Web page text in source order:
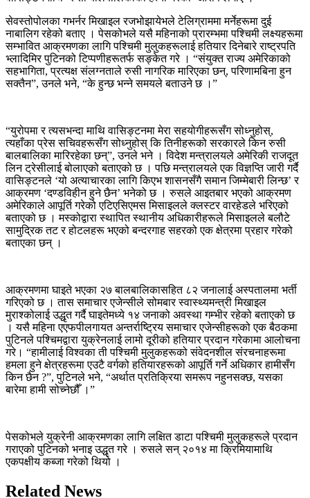
सेवस्तोपोलका गभर्नर मिखाइल रजभोझायेभले टेलिग्राममा मर्नेहरूमा दुई
नाबालिग रहेको बताए । पेसकोभले यसै महिनाको प्रारम्भमा पश्चिमी लक्ष्यहरूमा
सम्भावित आक्रमणका लागि पश्चिमी मुलुकहरूलाई हतियार दिनेबारे राष्ट्रपति
भ्लादिमिर पुटिनको टिप्पणीहरूतर्फ सङ्केत गरे । “संयुक्त राज्य अमेरिकाको
सहभागिता, प्रत्यक्ष संलग्नताले रुसी नागरिक मारिएका छन्, परिणामबिना हुन
सक्तैन”, उनले भने, “के हुन्छ भन्ने समयले बताउने छ ।”
“युरोपमा र त्यसभन्दा माथि वासिङ्टनमा मेरा सहयोगीहरूसँग सोध्नुहोस्,
त्यहाँका प्रेस सचिवहरूसँग सोध्नुहोस् कि तिनीहरूको सरकारले किन रुसी
बालबालिका मारिरहेका छन्”, उनले भने । विदेश मन्त्रालयले अमेरिकी राजदूत
लिन ट्रेसीलाई बोलाएको बताएको छ । पछि मन्त्रालयले एक विज्ञप्ति जारी गर्दै
वासिङ्टनले ‘यो अत्याचारका लागि किएभ शासनसँगै समान जिम्मेबारी लिन्छ’ र
आक्रमण ‘दण्डविहीन हुने छैन’ भनेको छ । रुसले आइतबार भएको आक्रमण
अमेरिकाले आपूर्ति गरेको एटिएसिएमस मिसाइलले क्लस्टर वारहेडले भरिएको
बताएको छ । मस्कोद्वारा स्थापित स्थानीय अधिकारीहरूले मिसाइलले बलौटे
सामुद्रिक तट र होटलहरू भएको बन्दरगाह सहरको एक क्षेत्रमा प्रहार गरेको
बताएका छन् ।
आक्रमणमा घाइते भएका २७ बालबालिकासहित ८२ जनालाई अस्पतालमा भर्ती
गरिएको छ । तास समाचार एजेन्सीले सोमबार स्वास्थ्यमन्त्री मिखाइल
मुराश्कोलाई उद्धृत गर्दै घाइतेमध्ये १४ जनाको अवस्था गम्भीर रहेको बताएको छ
। यसै महिना एएफपीलगायत अन्तर्राष्ट्रिय समाचार एजेन्सीहरूको एक बैठकमा
पुटिनले पश्चिमद्वारा युक्रेनलाई लामो दूरीको हतियार प्रदान गरेकामा आलोचना
गरे। “हामीलाई विश्वका ती पश्चिमी मुलुकहरूको संवेदनशील संरचनाहरूमा
हमला हुने क्षेत्रहरूमा एउटै वर्गको हतियारहरूको आपूर्ति गर्ने अधिकार हामीसँग
किन छैन ?”, पुटिनले भने, “अर्थात प्रतिक्रिया समरूप नहुनसक्छ, यसका
बारेमा हामी सोच्नेछौँ ।”
पेसकोभले युक्रेनी आक्रमणका लागि लक्षित डाटा पश्चिमी मुलुकहरूले प्रदान
गराएको पुटिनको भनाइ उद्धृत गरे । रुसले सन् २०१४ मा क्रिमियामाथि
एकपक्षीय कब्जा गरेको थियो ।
Related News